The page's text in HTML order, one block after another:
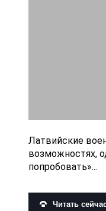
Латвийские
возможностях,
попробовать»...
Читать